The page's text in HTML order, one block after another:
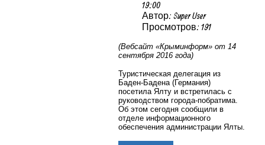
19:00
Автор: Super User
Просмотров: 191
(Вебсайт «Крыминформ» от 14
сентября 2016 года)
Туристическая делегация из
Баден-Бадена (Германия)
посетила Ялту и встретилась с
руководством города-побратима.
Об этом сегодня сообщили в
отделе информационного
обеспечения администрации Ялты.